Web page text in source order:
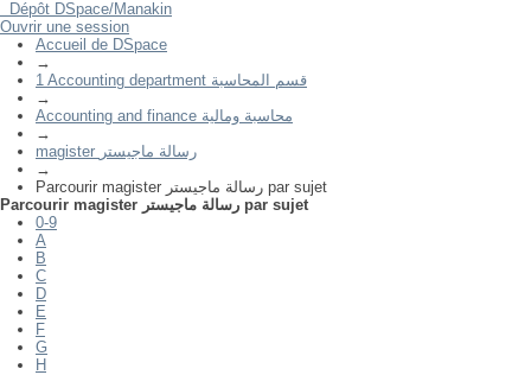
Dépôt DSpace/Manakin
Ouvrir une session
Accueil de DSpace
→
1 Accounting department قسم المحاسبة
→
Accounting and finance محاسبة ومالية
→
magister رسالة ماجيستر
→
Parcourir magister رسالة ماجيستر par sujet
Parcourir magister رسالة ماجيستر par sujet
0-9
A
B
C
D
E
F
G
H